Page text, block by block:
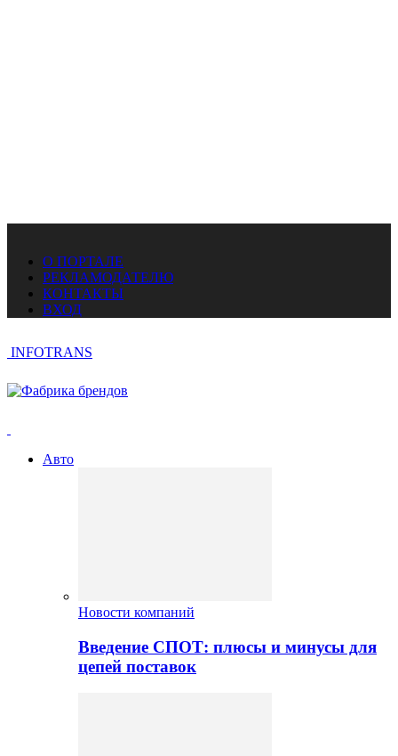
О ПОРТАЛЕ
РЕКЛАМОДАТЕЛЮ
КОНТАКТЫ
ВХОД
INFOTRANS
Авто
Новости компаний
Введение СПОТ: плюсы и минусы для
цепей поставок